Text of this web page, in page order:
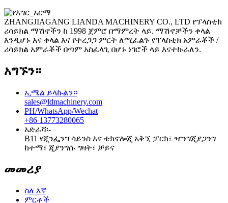
ZHANGJIAGANG LIANDA MACHINERY CO., LTD የፕላስቲክ
ሪሳይክል ማሽኖችን ከ 1998 ጀምሮ በማምረት ላይ. ማሽኖቻችን ቀላል
እንዲሆኑ እና ቀላል እና የተረጋጋ ምርት ለሚፈልጉ የፕላስቲክ አምራቾች /
ሪሳይክል አምራቾች በጣም አስፈላጊ በሆኑ ነገሮች ላይ እናተኩራለን.
አግኙን።
ኢሜል ይላኩልን።
sales@ldmachinery.com
PH/WhatsApp/Wechat
+86 13773280065
አድራሻ፡-
B11 የጂንፌንግ ሳይንስ እና ቴክኖሎጂ አቅኚ ፓርክ፣ ዣንግጂያጋንግ
ከተማ፣ ጂያንግሱ ግዛት፣ ቻይና
መመሪያ
ስለ እኛ
ምርቶች